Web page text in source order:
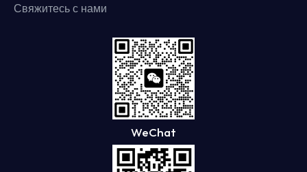
Свяжитесь с нами
WeChat